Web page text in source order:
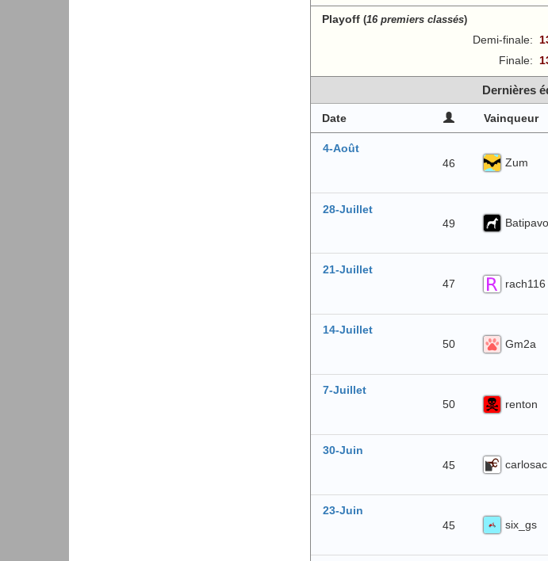
Playoff (16 premiers classés)
Demi-finale:
Finale:
Dernières
Date Vainqueur
4-Août
46
Zum
28-Juillet
49
21-Juillet
47
rach116
14-Juillet
50
Gm2a
7-Juillet
50
renton
30-Juin
45
carlosac
23-Juin
45
six_gs